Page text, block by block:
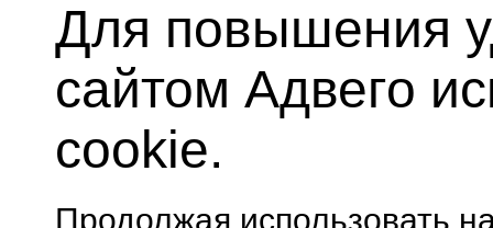
Для повышения
сайтом Адвего
cookie.
Продолжая использовать